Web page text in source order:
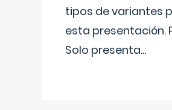
tipos de variantes
esta presentación.
Solo presenta...